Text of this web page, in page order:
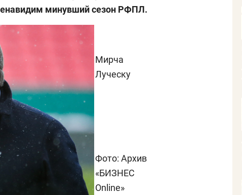
минувший сезон РФПЛ.
Мирча
Луческу
Фото: Архив
«БИЗНЕС
Online»